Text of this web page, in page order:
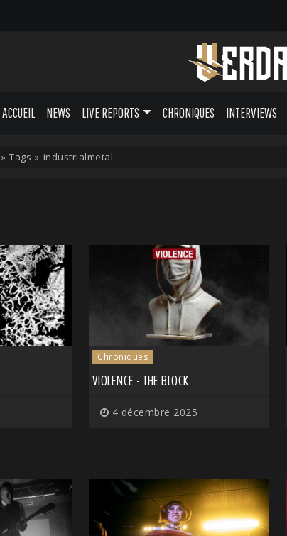
ACCUEIL NEWS LIVE REPORTS CHRONIQUES INTERVIEWS
» Tags » industrialmetal
Chroniques
VIOLENCE - THE BLOCK
4 décembre 2025